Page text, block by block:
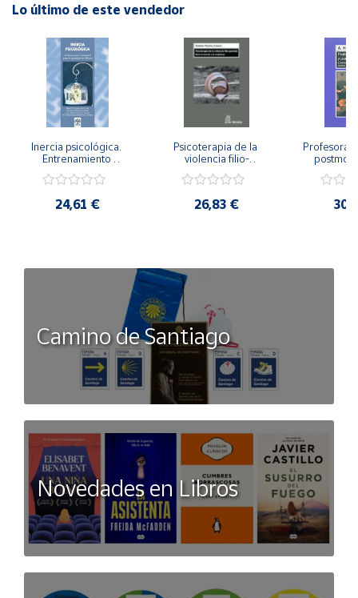
Lo último de este vendedor
Inercia psicológica.
Entrenamiento
Igualdad de Género.
24,61 €
Psicoterapia de la
violencia filio-
secreto y la
26,83 €
Camino de Santiago
Novedades en Libros